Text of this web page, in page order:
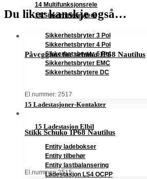
14 Multifunksjonsrele
14 Sikkerhetsbrytere
Sikkerhetsbryter 3 Pol
Sikkerhetsbryter 4 Pol
Sikkerhetsbryter 6 Pol
Sikkerhetsbryter EMC
Sikkerhetsbrytere DC
15 Ladestasjoner-Kontakter
15 Ladestasjon Elbil
Entity ladebokser
Entity tilbehør
Entity lastbalansering
Ladestasjon LS4 OCPP
Du liker kanskje også…
Påvegghus for schuko IP68 Nautilus
El.nummer: 2517
Stikk Schuko IP68 Nautilus
El.nummer: 2515